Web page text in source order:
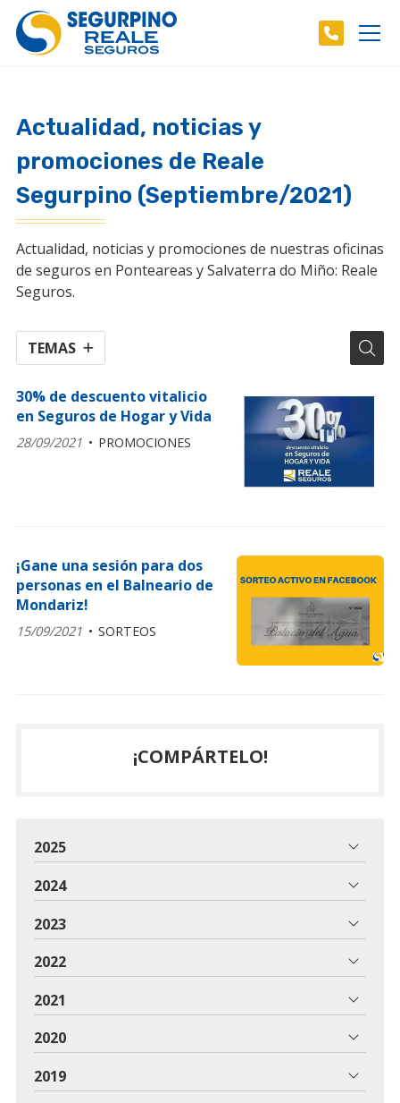
Actualidad, noticias y
promociones de Reale
Segurpino (Septiembre/2021)
Actualidad, noticias y promociones de nuestras oficinas
de seguros en Ponteareas y Salvaterra do Miño: Reale
Seguros.
TEMAS
30% de descuento vitalicio
en Seguros de Hogar y Vida
28/09/2021 PROMOCIONES
¡Gane una sesión para dos
personas en el Balneario de
Mondariz!
15/09/2021 SORTEOS
¡COMPÁRTELO!
2025
2024
2023
2022
2021
2020
2019